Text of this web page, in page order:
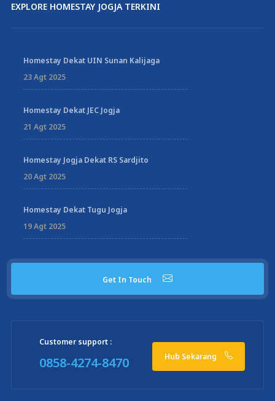
EXPLORE HOMESTAY JOGJA TERKINI
Homestay Dekat UIN Sunan Kalijaga
23 Agt 2025
Homestay Dekat JEC Jogja
21 Agt 2025
Homestay Jogja Dekat RS Sardjito
20 Agt 2025
Homestay Dekat Tugu Jogja
19 Agt 2025
Get In Touch
Customer support :
0858-4274-8470 Hub Sekarang